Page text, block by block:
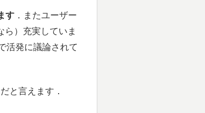
す ．またユーザー
ら）充実していま
活発に議論されて
だと言えます．